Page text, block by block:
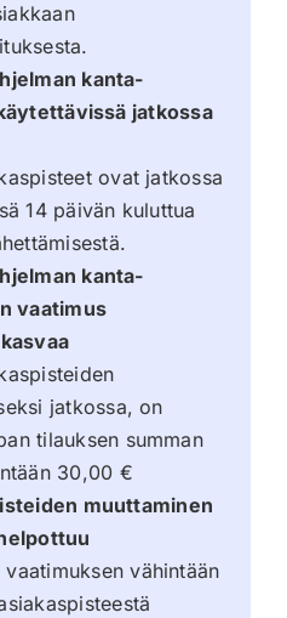
kanta-
jatkossa
ovat jatkossa
14 päivän kuluttua
kanta-
vaatimus
jatkossa, on
tilauksen summan
30,00 €
muuttaminen
vaatimuksen vähintään